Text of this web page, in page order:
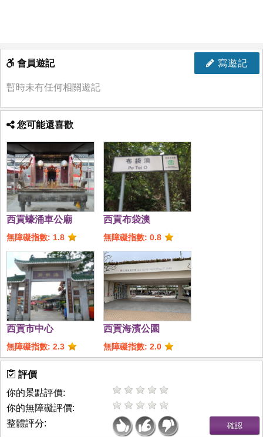
寫遊記
會員遊記
暫時未有任何相關遊記
您可能還喜歡
西貢蠔涌車公廟
無障礙指數: 1.8
西貢布袋澳
無障礙指數: 0.8
西貢市中心
無障礙指數: 2.3
西貢海濱公園
無障礙指數: 2.0
評價
你的景點評價:
你的無障礙評價:
整體評分: